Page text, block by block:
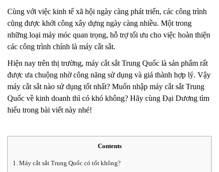
Cùng với việc kinh tế xã hội ngày càng phát triển, các công trình
cũng được khởi công xây dựng ngày càng nhiều. Một trong
những loại máy móc quan trọng, hỗ trợ tối ưu cho việc hoàn thiện
các công trình chính là máy cắt sắt.
Hiện nay trên thị trường, máy cắt sắt Trung Quốc là sản phẩm rất
được ưa chuộng nhờ công năng sử dụng và giá thành hợp lý. Vậy
máy cắt sắt nào sử dụng tốt nhất? Muốn nhập máy cắt sắt Trung
Quốc về kinh doanh thì có khó không? Hãy cùng Đại Dương tìm
hiểu trong bài viết này nhé!
Contents
1. Máy cắt sắt Trung Quốc có tốt không?